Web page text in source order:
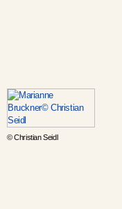
© Christian Seidl